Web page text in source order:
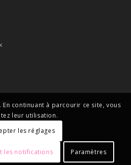
En continuant à parcourir ce site, vous
leur utilisation.
les réglages
les notifications Paramètres